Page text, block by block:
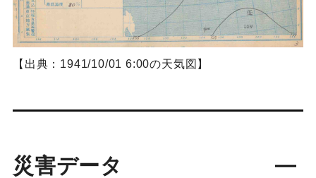
【出典：1941/10/01 6:00の天気図】
災害データ